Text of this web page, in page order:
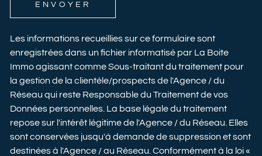
ENVOYER
Les informations recueillies sur ce formulaire sont
enregistrées dans un fichier informatisé par La Boite
Immo agissant comme Sous-traitant du traitement pour
la gestion de la clientèle/prospects de l'Agence / du
Réseau qui reste Responsable du Traitement de vos
Données personnelles. La base légale du traitement
repose sur l'intérêt légitime de l'Agence / du Réseau. Elles
sont conservées jusqu'à demande de suppression et sont
destinées à l'Agence / au Réseau. Conformément à la loi «